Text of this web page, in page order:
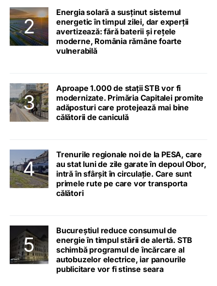
Energia solară a susținut sistemul
energetic în timpul zilei, dar experții
avertizează: fără baterii și rețele
moderne, România rămâne foarte
vulnerabilă
Aproape 1.000 de stații STB vor fi
modernizate. Primăria Capitalei promite
adăposturi care protejează mai bine
călătorii de caniculă
Trenurile regionale noi de la PESA, care
au stat luni de zile garate în depoul Obor,
intră în sfârșit în circulație. Care sunt
primele rute pe care vor transporta
călători
Bucureștiul reduce consumul de
energie în timpul stării de alertă. STB
schimbă programul de încărcare al
autobuzelor electrice, iar panourile
publicitare vor fi stinse seara